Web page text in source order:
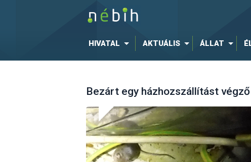
HIVATAL AKTUÁLIS ÁLLAT
Bezárt egy házhozszállítást